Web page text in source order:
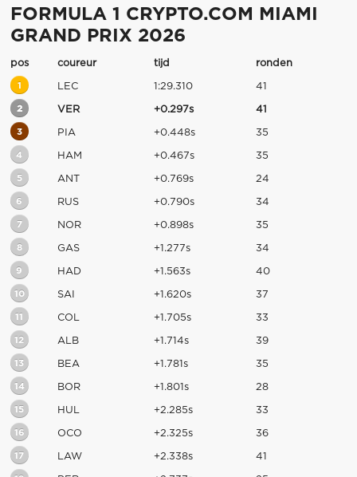
FORMULA 1 CRYPTO.COM MIAMI
GRAND PRIX 2026
pos coureur tijd ronden
1 LEC 1:29.310 41
2 VER +0.297s 41
3 PIA +0.448s 35
4 HAM +0.467s 35
5 ANT +0.769s 24
6 RUS +0.790s 34
7 NOR +0.898s 35
8 GAS +1.277s 34
9 HAD +1.563s 40
10 SAI +1.620s 37
11 COL +1.705s 33
12 ALB +1.714s 39
13 BEA +1.781s 35
14 BOR +1.801s 28
15 HUL +2.285s 33
16 OCO +2.325s 36
17 LAW +2.338s 41